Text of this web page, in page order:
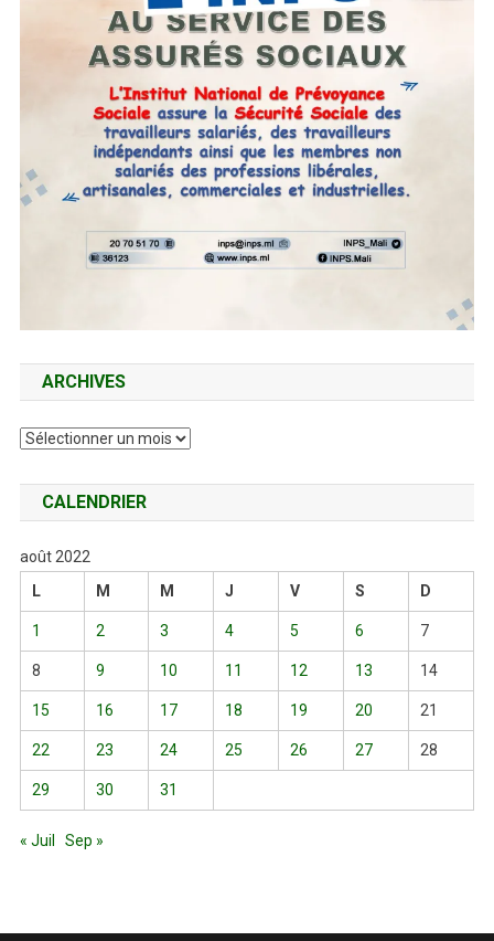
ARCHIVES
Archives
CALENDRIER
août 2022
L
M M J V S D
1 2 3 4 5 6 7
8 9 10 11 12 13 14
15 16 17 18 19 20 21
22 23 24 25 26 27 28
29 30 31
« Juil Sep »